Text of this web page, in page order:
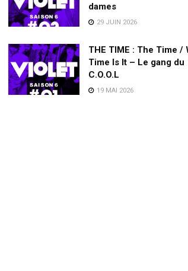
dames
29 JUIN 2026
THE TIME : The Time /
Time Is It – Le gang du
C.O.O.L
19 MAI 2026